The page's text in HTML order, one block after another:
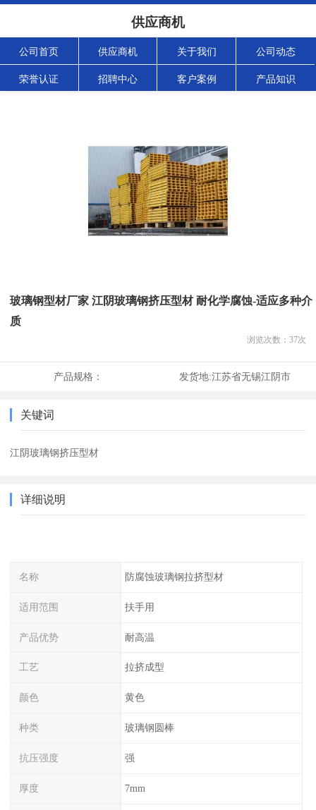
供应商机
公司首页 供应商机 关于我们 公司动态
荣誉认证 招聘中心 客户案例 产品知识
玻璃钢型材厂家 江阴玻璃钢挤压型材 耐化学腐蚀-适应多种介
质
浏览次数： 37次
产品规格： 发货地:江苏省无锡江阴市
关键词
江阴玻璃钢挤压型材
详细说明
名称 防腐蚀玻璃钢拉挤型材
适用范围 扶手用
产品优势 耐高温
工艺 拉挤成型
颜色 黄色
种类 玻璃钢圆棒
抗压强度 强
厚度 7mm